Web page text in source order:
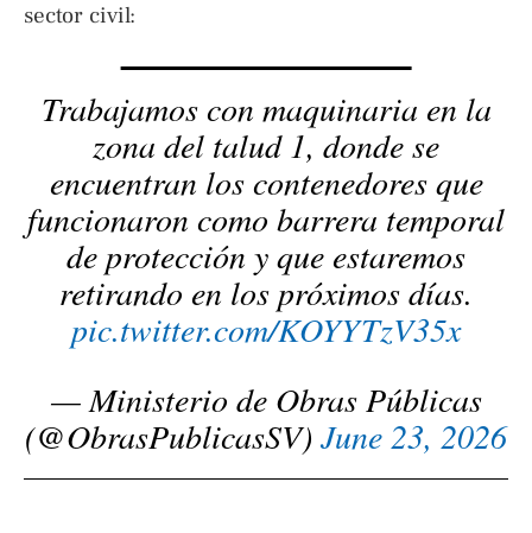
sector civil:
Trabajamos con maquinaria en la
zona del talud 1, donde se
encuentran los contenedores que
funcionaron como barrera temporal
de protección y que estaremos
retirando en los próximos días.
pic.twitter.com/KOYYTzV35x
— Ministerio de Obras Públicas
(@ObrasPublicasSV)June 23, 2026